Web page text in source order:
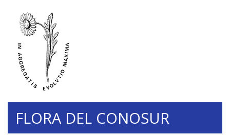
FLORA DEL CONOSUR